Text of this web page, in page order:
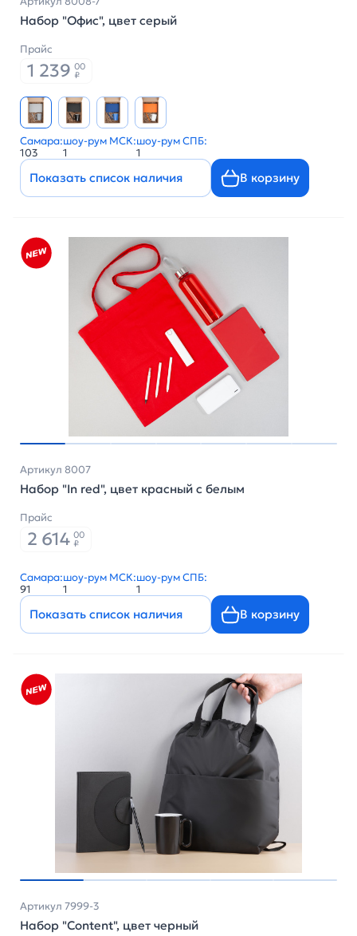
Набор "Офис", цвет серый
Прайс
1 239 00
₽
Самара:
103
шоу-рум МСК:
1
шоу-рум СПБ:
1
Показать список наличия В корзину
Артикул 8007
Набор "In red", цвет красный с белым
Прайс
2 614 00
₽
Самара:
91
шоу-рум МСК:
1
шоу-рум СПБ:
1
Показать список наличия В корзину
Артикул 7999-3
Набор "Content", цвет черный